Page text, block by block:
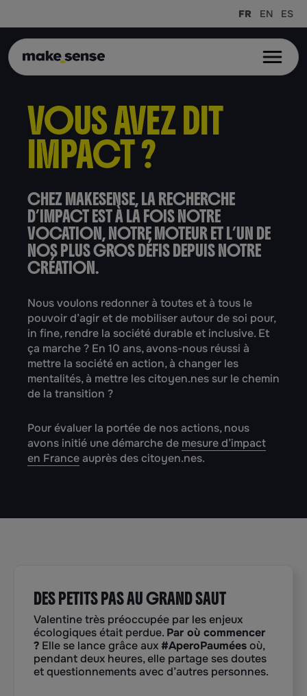
FR EN ES
VOUS AVEZ DIT
IMPACT ?
CHEZ MAKESENSE, LA RECHERCHE
D’IMPACT EST À LA FOIS NOTRE
VOCATION, NOTRE MOTEUR ET L’UN DE
NOS PLUS GROS DÉFIS DEPUIS NOTRE
CRÉATION.
Nous voulons redonner à toutes et à tous le
pouvoir d’agir et de mobiliser autour de soi pour,
in fine, rendre la société durable et inclusive. Et
ça marche ? En 10 ans, avons-nous réussi à
mettre la société en action, à changer les
mentalités, à mettre les citoyen.nes sur le chemin
de la transition ?
Pour évaluer la portée de nos actions, nous
avons initié une démarche de mesure d’impact
en Franceauprès des citoyen.nes.
DES PETITS PAS AU GRAND SAUT
Valentine très préoccupée par les enjeux
écologiques était perdue. Par où commencer
? Elle se lance grâce aux#AperoPauméesoù,
pendant deux heures, elle partage ses doutes
et questionnements avec d’autres personnes.